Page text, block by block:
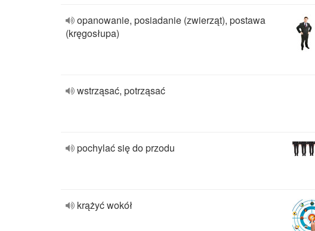
opanowanie, posiadanie (zwierząt), postawa
(kręgosłupa)
wstrząsać, potrząsać
pochylać się do przodu
krążyć wokół